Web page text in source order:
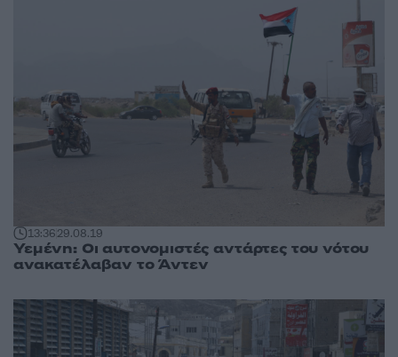
13:3629.08.19
Υεμένη: Οι αυτονομιστές αντάρτες του νότου
ανακατέλαβαν το Άντεν